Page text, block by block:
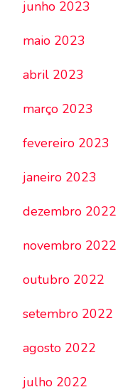
junho 2023
maio 2023
abril 2023
março 2023
fevereiro 2023
janeiro 2023
dezembro 2022
novembro 2022
outubro 2022
setembro 2022
agosto 2022
julho 2022